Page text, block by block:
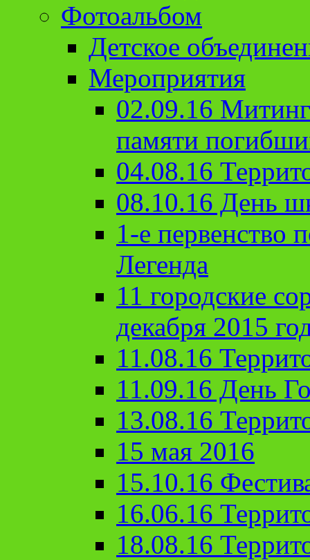
Фотоальбом
Детское
Мероприятия
02.09.16
памяти
04.08.16
08.10.16 День
1-е первенство
Легенда
11 городские
декабря 2015
11.08.16
11.09.16 День
13.08.16
15 мая 2016
15.10.16
16.06.16
18.08.16